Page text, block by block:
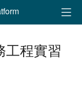
工程實習